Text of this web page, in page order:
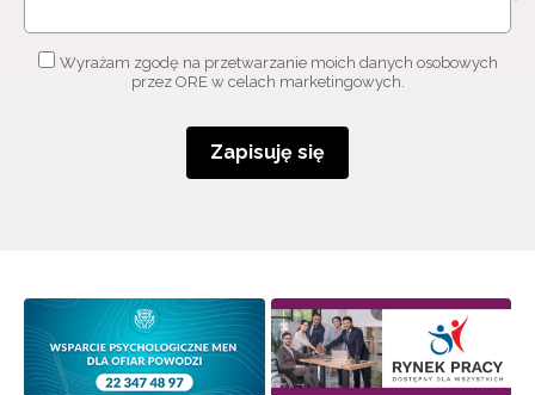
Wyrażam zgodę na przetwarzanie moich danych osobowych
przez ORE w celach marketingowych.
Zapisuję się